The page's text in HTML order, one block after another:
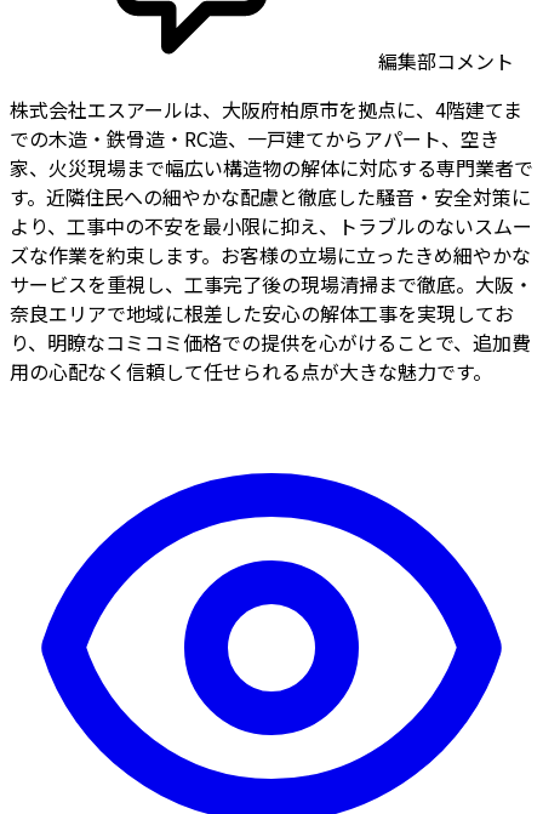
編集部コメント
株式会社エスアールは、大阪府柏原市を拠点に、4階建てま
での木造・鉄骨造・RC造、一戸建てからアパート、空き
家、火災現場まで幅広い構造物の解体に対応する専門業者で
す。近隣住民への細やかな配慮と徹底した騒音・安全対策に
より、工事中の不安を最小限に抑え、トラブルのないスムー
ズな作業を約束します。お客様の立場に立ったきめ細やかな
サービスを重視し、工事完了後の現場清掃まで徹底。大阪・
奈良エリアで地域に根差した安心の解体工事を実現してお
り、明瞭なコミコミ価格での提供を心がけることで、追加費
用の心配なく信頼して任せられる点が大きな魅力です。